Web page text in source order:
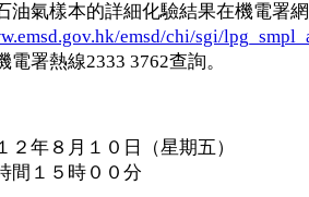
氣樣本的詳細化驗結果在機電署網
emsd/chi/sgi/
電署熱線2333 3762查詢。
２年８月１０日（星期五）
間１５時００分